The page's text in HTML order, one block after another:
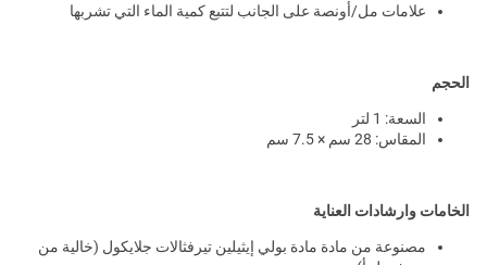
علامات مل/أونصة على الجانب لتتبع كمية الماء التي تشربها
الحجم
السعة: 1 لتر
المقاس: 28 سم × 7.5 سم
الخامات وارشادات العناية
مصنوعة من مادة مادة بولي إيثيلين تيرفثالات جلايكول (خالية من